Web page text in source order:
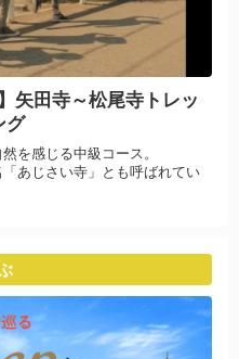
矢田寺～松尾寺トレッ
グ
を感じる中級コース。
あじさい寺」とも呼ばれてい